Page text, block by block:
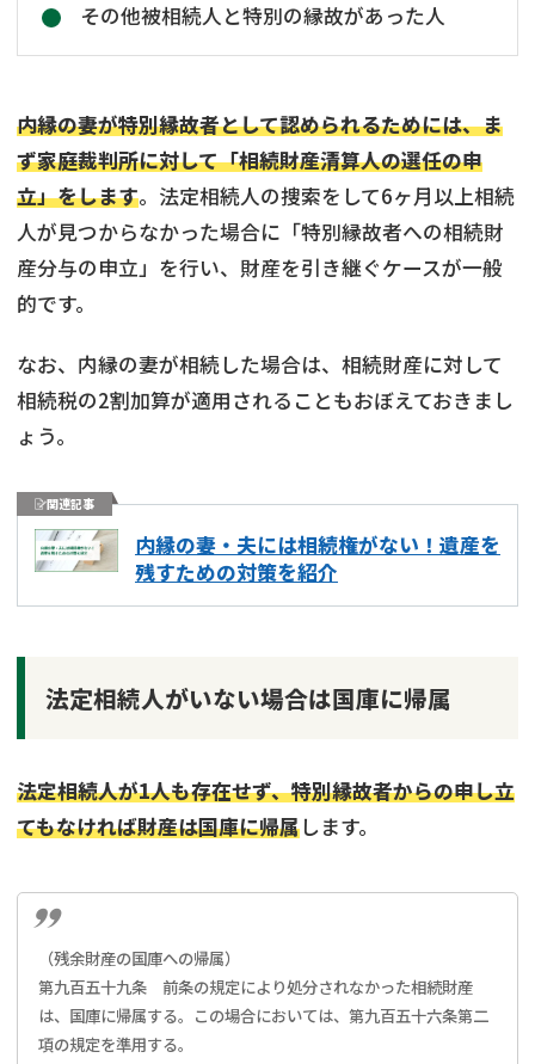
その他被相続人と特別の縁故があった人
内縁の妻が特別縁故者として認められるためには、ま
ず家庭裁判所に対して「相続財産清算人の選任の申
立」をします。法定相続人の捜索をして6ヶ月以上相続
人が見つからなかった場合に「特別縁故者への相続財
産分与の申立」を行い、財産を引き継ぐケースが一般
的です。
なお、内縁の妻が相続した場合は、相続財産に対して
相続税の2割加算が適用されることもおぼえておきまし
ょう。
関連記事
内縁の妻・夫には相続権がない！遺産を
残すための対策を紹介
法定相続人がいない場合は国庫に帰属
法定相続人が1人も存在せず、特別縁故者からの申し立
てもなければ財産は国庫に帰属します。
（残余財産の国庫への帰属）
第九百五十九条 前条の規定により処分されなかった相続財産
は、国庫に帰属する。この場合においては、第九百五十六条第二
項の規定を準用する。